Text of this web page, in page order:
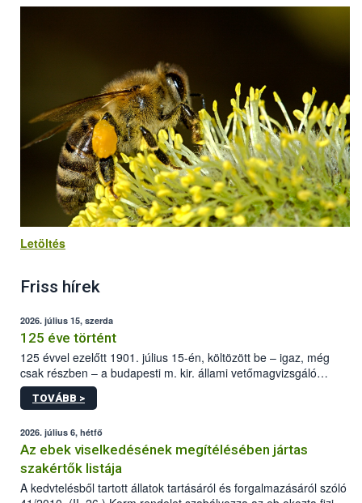
Letöltés
Friss hírek
2026. július 15, szerda
125 éve történt
125 évvel ezelőtt 1901. július 15-én, költözött be – igaz, még
csak részben – a budapesti m. kir. állami vetőmagvizsgáló
állomás a Kis Rókus utca 15. szám alatti, Czigler Győző által
tervezett új épületébe.
TOVÁBB >
2026. július 6, hétfő
Az ebek viselkedésének megítélésében jártas
szakértők listája
A kedvtelésből tartott állatok tartásáról és forgalmazásáról szóló